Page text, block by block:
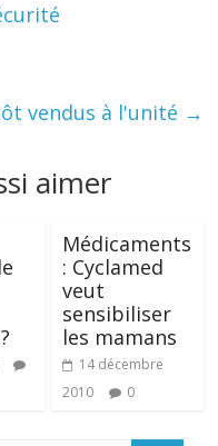
vendus à l'unité →
aimer
Médicaments
: Cyclamed
veut
sensibiliser
les mamans
14 décembre
2010
0